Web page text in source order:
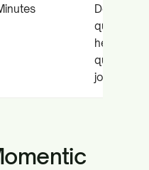
De
quelques
heures à
quelques
jours